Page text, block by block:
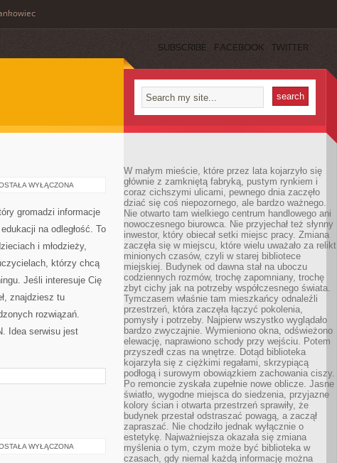
SUBSCRIBE FACEBOOK TWITTER
WYŁĄCZONA
gromadzi informacje
na odległość. To
i młodzieży,
którzy chcą
Jeśli interesuje Cię
znajdziesz tu
rozwiązań.
Idea serwisu jest
WYŁĄCZONA
W małym mieście, które przez lata kojarzyło się
głównie z zamkniętą fabryką, pustym rynkiem i
coraz cichszymi ulicami, pewnego dnia zaczęło
dziać się coś niepozornego, ale bardzo ważnego.
Nie otwarto tam wielkiego centrum handlowego ani
nowoczesnego biurowca. Nie przyjechał też słynny
inwestor, który obiecał setki miejsc pracy. Zmiana
zaczęła się w miejscu, które wielu uważało za relikt
minionych czasów, czyli w starej bibliotece
miejskiej. Budynek od dawna stał na uboczu
codziennych rozmów, trochę zapomniany, trochę
zbyt cichy jak na potrzeby współczesnego świata.
Tymczasem właśnie tam mieszkańcy odnaleźli
przestrzeń, która zaczęła łączyć pokolenia,
pomysły i potrzeby. Najpierw wszystko wyglądało
bardzo zwyczajnie. Wymieniono okna, odświeżono
elewację, naprawiono schody przy wejściu. Potem
przyszedł czas na wnętrze. Dotąd biblioteka
kojarzyła się z ciężkimi regałami, skrzypiącą
podłogą i surowym obowiązkiem zachowania ciszy.
Po remoncie zyskała zupełnie nowe oblicze. Jasne
światło, wygodne miejsca do siedzenia, przyjazne
kolory ścian i otwarta przestrzeń sprawiły, że
budynek przestał odstraszać powagą, a zaczął
zapraszać. Nie chodziło jednak wyłącznie o
estetykę. Najważniejsza okazała się zmiana
myślenia o tym, czym może być biblioteka w
czasach, gdy niemal każdą informację można